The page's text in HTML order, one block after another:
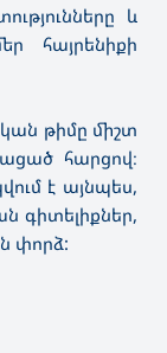
և
հայրենիքի
թիմը միշտ
հարցով։
է այնպես,
գիտելիքներ,
փորձ: